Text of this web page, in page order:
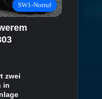
SW1-Notruf
zwei
in